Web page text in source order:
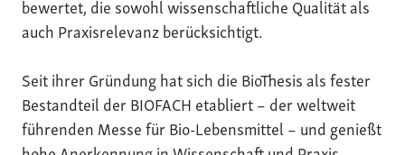
bewertet, die sowohl wissenschaftliche Qualität als
auch Praxisrelevanz berücksichtigt.
Seit ihrer Gründung hat sich die BioThesis als fester
Bestandteil der BIOFACH etabliert – der weltweit
führenden Messe für Bio-Lebensmittel – und genießt